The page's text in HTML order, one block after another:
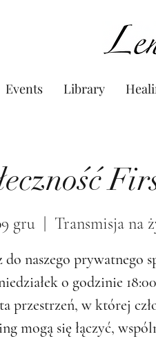
Events Library
gru Transmisja na
do naszego prywatnego
o godzinie
przestrzeń, w której
mogą się łączyć,